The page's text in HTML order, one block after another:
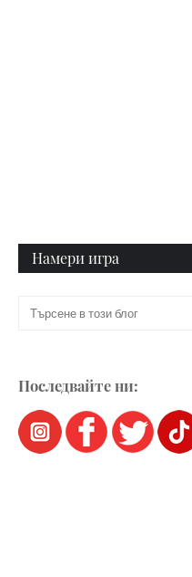
Намери игра
Последвайте ни: